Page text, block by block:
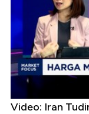
Video: Iran